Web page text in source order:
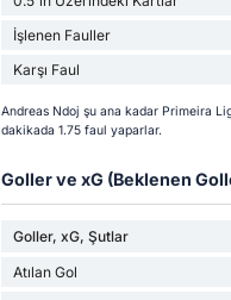
İşlenen Fauller
Karşı Faul
Andreas Ndoj şu ana kadar Primeira
dakikada 1.75 faul yaparlar.
Goller ve xG (Beklenen
Goller, xG, Şutlar
Atılan Gol